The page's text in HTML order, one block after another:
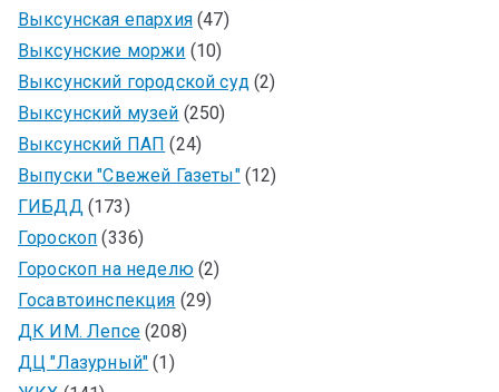
Выксунская епархия(47)
Выксунские моржи (10)
Выксунский городской суд(2)
Выксунский музей (250)
Выксунский ПАП (24)
Выпуски "Свежей Газеты"(12)
ГИБДД(173)
Гороскоп (336)
Гороскоп на неделю(2)
Госавтоинспекция (29)
ДК ИМ. Лепсе(208)
ДЦ "Лазурный" (1)